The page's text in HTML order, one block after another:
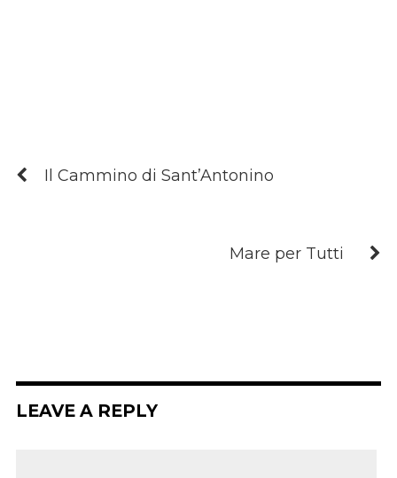
Il Cammino di Sant’Antonino
Mare per Tutti
LEAVE A REPLY